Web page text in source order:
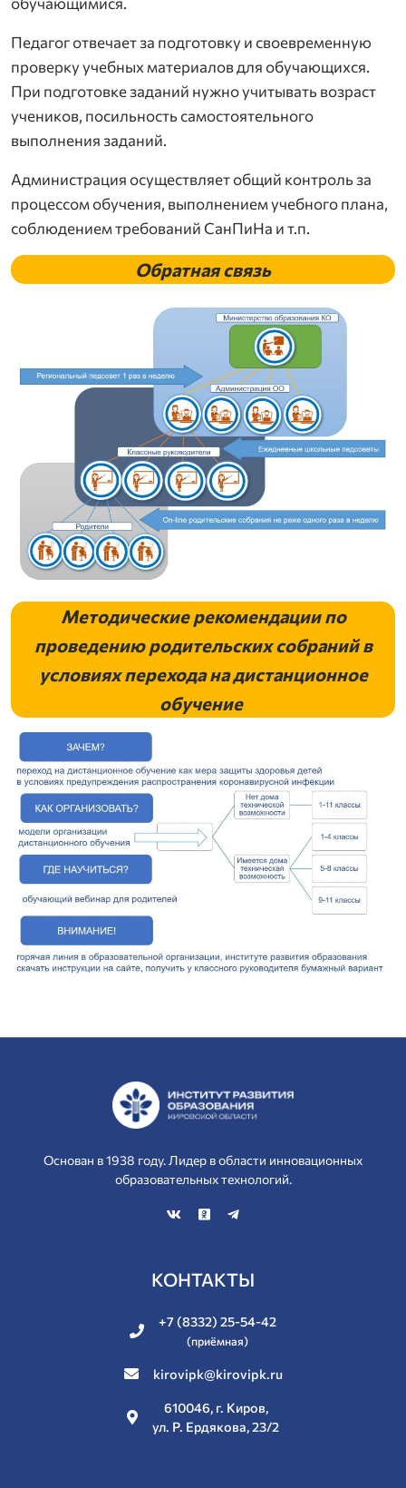
Педагог отвечает за подготовку и своевременную
проверку учебных материалов для обучающихся.
При подготовке заданий нужно учитывать возраст
учеников, посильность самостоятельного
выполнения заданий.
Администрация осуществляет общий контроль за
процессом обучения, выполнением учебного плана,
соблюдением требований СанПиНа и т.п.
Обратная связь
Методические рекомендации по
проведению родительских собраний в
условиях перехода на дистанционное
обучение
Основан в 1938 году. Лидер в области инновационных
образовательных технологий.
КОНТАКТЫ
+7 (8332) 25-54-42
(приёмная)
kirovipk@kirovipk.ru
610046, г. Киров,
ул. Р. Ердякова, 23/2